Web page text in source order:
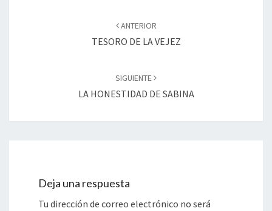
ANTERIOR
TESORO DE LA VEJEZ
SIGUIENTE
LA HONESTIDAD DE SABINA
Deja una respuesta
Tu dirección de correo electrónico no será